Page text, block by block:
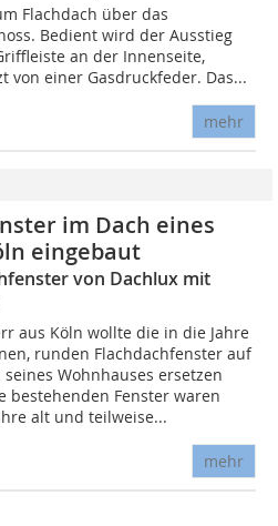
Flachdach über das
Bedient wird der Ausstieg
an der Innenseite,
von einer Gasdruckfeder. Das...
mehr
im Dach eines
eingebaut
von Dachlux mit
aus Köln wollte die in die Jahre
runden Flachdachfenster auf
seines Wohnhauses ersetzen
bestehenden Fenster waren
alt und teilweise...
mehr